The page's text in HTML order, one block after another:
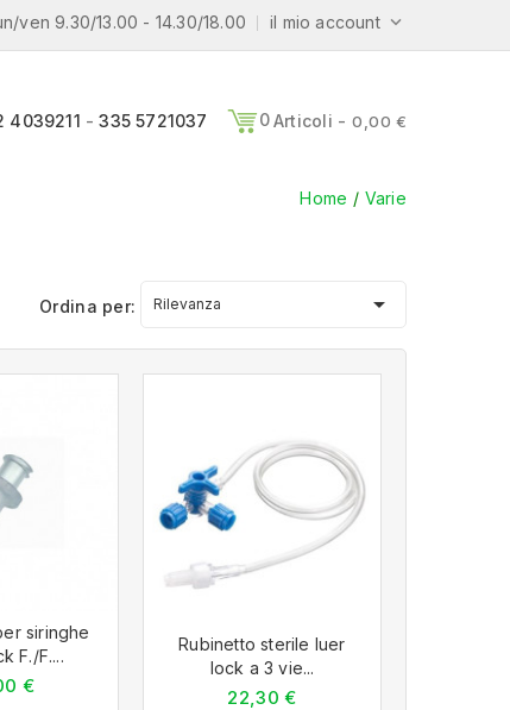
il mio account 
ven 9.30/13.00 - 14.30/18.00
0Articoli - 0,00 €
4039211 - 335 5721037
Home Varie
Ordina per: Rilevanza 
siringhe
F./F....
€
Rubinetto sterile luer
lock a 3 vie...
22,30 €